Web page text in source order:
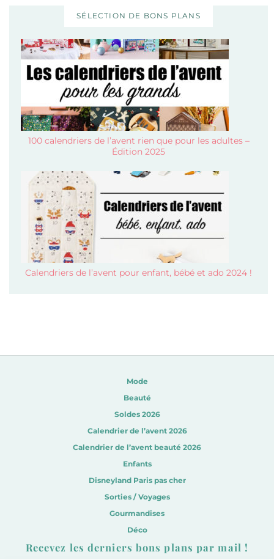
SÉLECTION DE BONS PLANS
100 calendriers de l’avent rien que pour les adultes –
Édition 2025
Calendriers de l’avent pour enfant, bébé et ado 2024 !
Mode
Beauté
Soldes 2026
Calendrier de l’avent 2026
Calendrier de l’avent beauté 2026
Enfants
Disneyland Paris pas cher
Sorties / Voyages
Gourmandises
Déco
Recevez les derniers bons plans par mail !